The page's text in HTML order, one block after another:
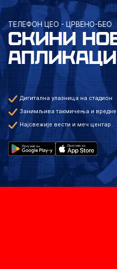
ТЕЛЕФОН ЦЕО - ЦРВЕНО-БЕО
СКИНИ
Дигитална улазница на стадион
Занимљива такмичења и вредне
Најсвежије вести и меч центар